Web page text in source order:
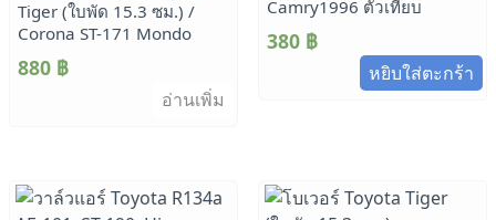
Tiger (ใบพัด 15.3 ซม.) /
Corona ST-171 Mondo
880 ฿
อ่านเพิ่ม
Camry1996 ตัวเทียบ
380 ฿
หยิบใส่ตะกร้า